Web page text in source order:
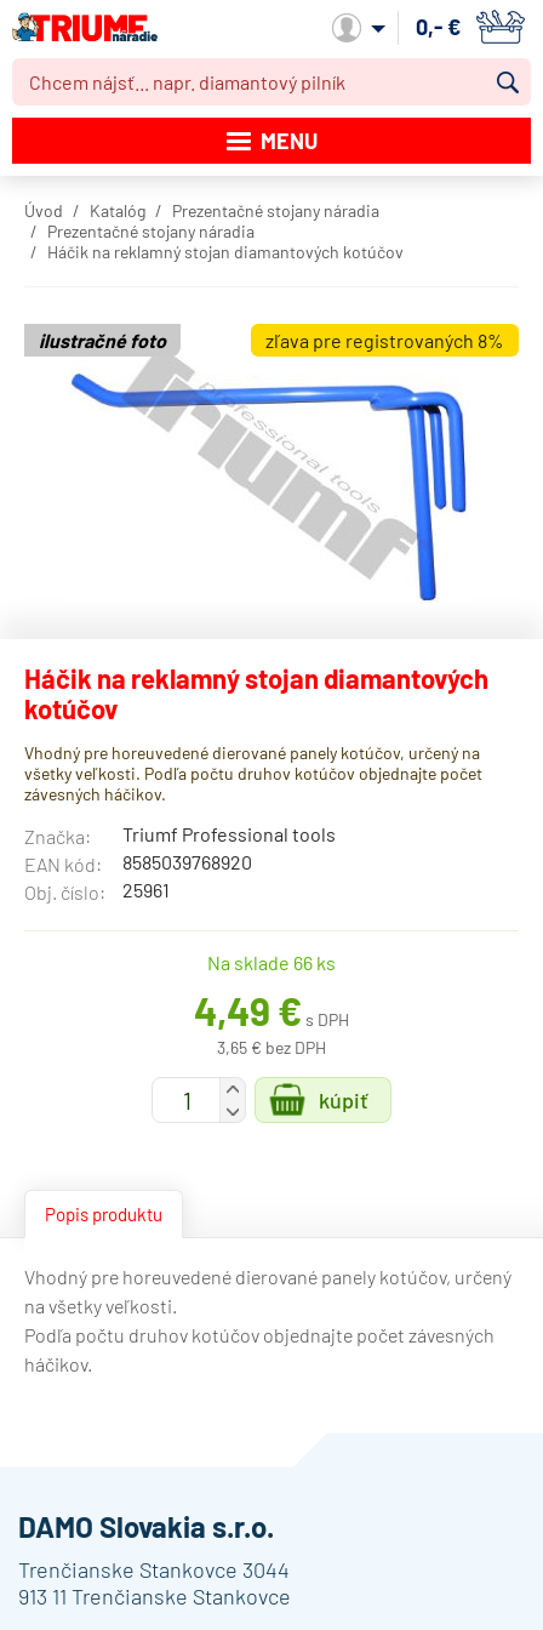
Môj účet
0,- €
MENU
Akcie
Výpredaj
Obchodné podmienky
Dodacie podmienky
Kontakt
Úvod Katalóg
Prezentačné stojany náradia
Prezentačné stojany náradia
Háčik na reklamný stojan diamantových kotúčov
zľava pre registrovaných 8%
ilustračné foto
Háčik na reklamný stojan diamantových
kotúčov
Vhodný pre horeuvedené dierované panely kotúčov, určený na
všetky veľkosti. Podľa počtu druhov kotúčov objednajte počet
závesných háčikov.
Značka:
Triumf Professional tools
EAN kód:
8585039768920
Obj. číslo:
25961
Na sklade 66 ks
4,49 € s DPH
3,65 € bez DPH
+
-
kúpiť
Popis produktu
Vhodný pre horeuvedené dierované panely kotúčov, určený
na všetky veľkosti.
Podľa počtu druhov kotúčov objednajte počet závesných
háčikov.
DAMO Slovakia s.r.o.
Trenčianske Stankovce 3044
913 11 Trenčianske Stankovce